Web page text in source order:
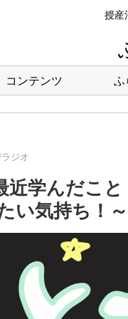
授産
コンテンツ ふ
ジオ
学んだこ
い気持ち！～